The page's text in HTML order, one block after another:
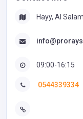
Hayy, Al
09:00-16:15
0544339334